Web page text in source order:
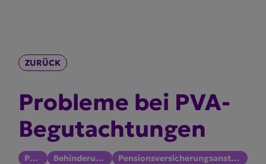
ZURÜCK
Probleme bei PVA-
Begut­ach­tungen
PVA Behinderung Pensionsversicherungsanstalt